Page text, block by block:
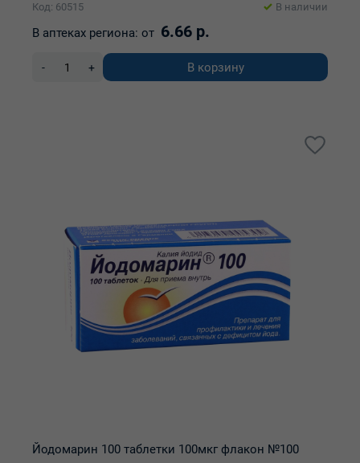
Код: 60515 В наличии
В аптеках региона: от 6.66 р.
- + В корзину
Йодомарин 100 таблетки 100мкг флакон №100